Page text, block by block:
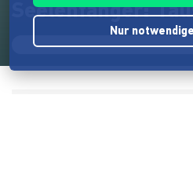
Seelenfänger:
Nur